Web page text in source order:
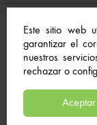
Este sitio web
garantizar el
nuestros
rechazar o
Aceptar
© 2021-